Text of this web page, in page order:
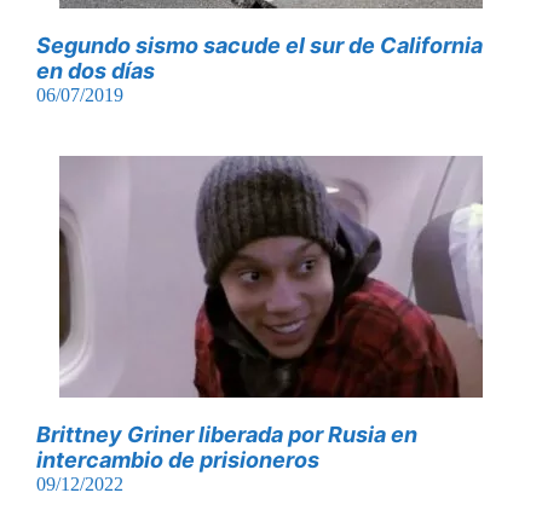
Segundo sismo sacude el sur de California
en dos días
06/07/2019
Brittney Griner liberada por Rusia en
intercambio de prisioneros
09/12/2022